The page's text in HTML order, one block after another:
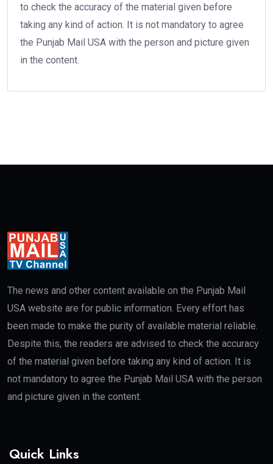
to check the accuracy of the material given before
taking any kind of action. It is not mandatory to agree
the Punjab Mail USA with the person and picture given
in the content.
The news and other content available on the Punjab Mail
USA website are for public information. Every effort has
been made to make the purity of available material reliable.
Despite this, the readers are advised to check the accuracy
of the material given before taking any kind of action. It is
not mandatory to agree the Punjab Mail USA with the person
and picture given in the content.
Quick Links